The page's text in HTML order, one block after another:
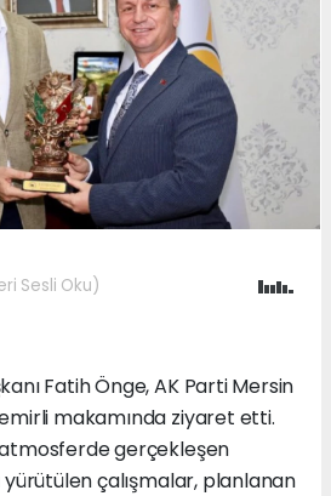
Sesli Oku)
Fatih Önge, AK Parti Mersin
makamında ziyaret etti.
gerçekleşen
çalışmalar, planlanan